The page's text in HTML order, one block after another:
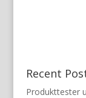
Recent
Produkttester